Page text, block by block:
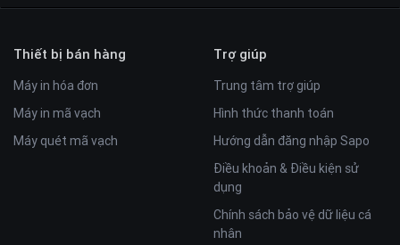
Thiết bị bán hàng
Máy in hóa đơn
Máy in mã vạch
Máy quét mã vạch
Trợ giúp
Trung tâm trợ giúp
Hình thức thanh toán
Hướng dẫn đăng nhập Sapo
Điều khoản & Điều kiện sử
dụng
Chính sách bảo vệ dữ liệu cá
nhân